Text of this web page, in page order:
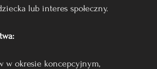
lub interes społeczny.
w okresie koncepcyjnym,